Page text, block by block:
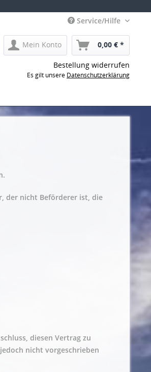
Service/Hilfe
Mein Konto 0,00 € *
Bestellung widerrufen
Es gilt unsere Datenschutzerklärung
der nicht Beförderer ist, die
diesen Vertrag zu
nicht vorgeschrieben